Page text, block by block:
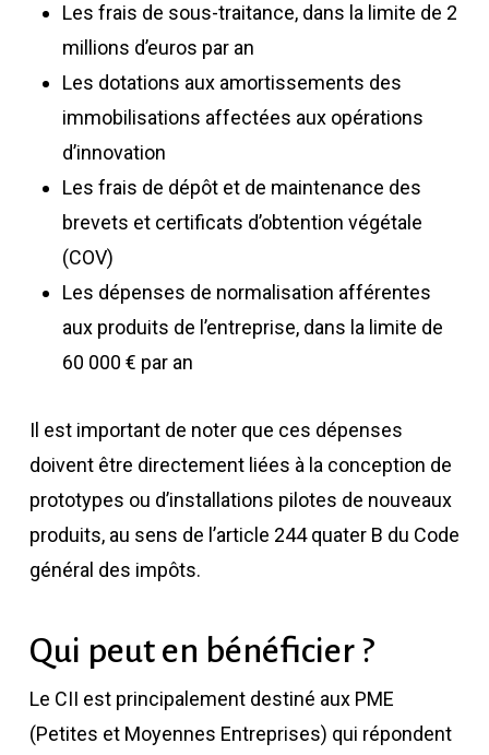
Les frais de sous-traitance, dans la limite de 2
millions d’euros par an
Les dotations aux amortissements des
immobilisations affectées aux opérations
d’innovation
Les frais de dépôt et de maintenance des
brevets et certificats d’obtention végétale
(COV)
Les dépenses de normalisation afférentes
aux produits de l’entreprise, dans la limite de
60 000 € par an
Il est important de noter que ces dépenses
doivent être directement liées à la conception de
prototypes ou d’installations pilotes de nouveaux
produits, au sens de l’article 244 quater B du Code
général des impôts.
Qui peut en bénéficier ?
Le CII est principalement destiné aux PME
(Petites et Moyennes Entreprises) qui répondent